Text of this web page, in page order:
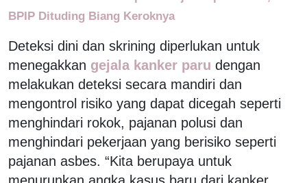
BPIP Dituding Biang Keroknya
Deteksi dini dan skrining diperlukan untuk
menegakkan gejala kanker paru dengan
melakukan deteksi secara mandiri dan
mengontrol risiko yang dapat dicegah seperti
menghindari rokok, pajanan polusi dan
menghindari pekerjaan yang berisiko seperti
pajanan asbes. “Kita berupaya untuk